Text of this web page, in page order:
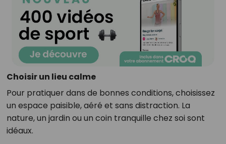
Choisir un lieu calme
Pour pratiquer dans de bonnes conditions, choisissez
un espace paisible, aéré et sans distraction. La
nature, un jardin ou un coin tranquille chez soi sont
idéaux.